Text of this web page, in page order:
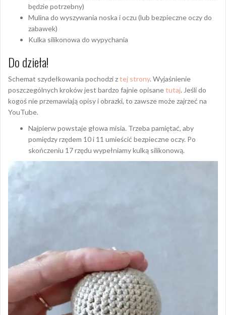
będzie potrzebny)
Mulina do wyszywania noska i oczu (lub bezpieczne oczy do
zabawek)
Kulka silikonowa do wypychania
Do dzieła!
Schemat szydełkowania pochodzi ztej strony. Wyjaśnienie
poszczególnych kroków jest bardzo fajnie opisanetutaj. Jeśli do
kogoś nie przemawiają opisy i obrazki, to zawsze może zajrzeć na
YouTube.
Najpierw powstaje głowa misia. Trzeba pamiętać, aby
pomiędzy rzędem 10 i 11 umieścić bezpieczne oczy. Po
skończeniu 17 rzędu wypełniamy kulką silikonową.